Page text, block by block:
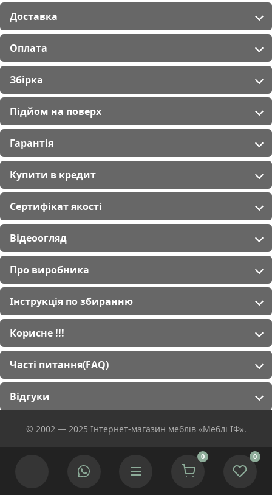
Доставка
Оплата
Збірка
Підйом на поверх
Гарантія
Купити в кредит
Сертифікат якості
Відеоогляд
Про виробника
Інструкція по збиранню
Корисне !!!
Часті питання(FAQ)
Відгуки
© 2002 — 2025 Інтернет-магазин меблів «Меблі ІФ».
0 0
Ми використовуємо cookies для покращення роботи сайту.
Якщо Ви згідні натисніть кнопку.
Приймаю